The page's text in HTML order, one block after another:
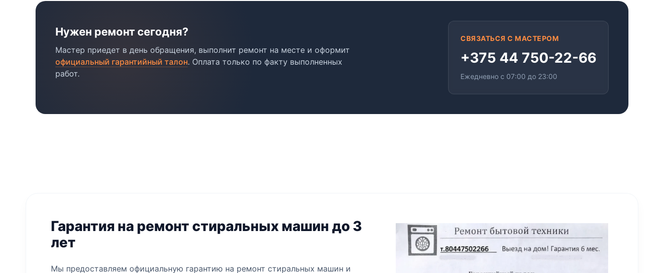
Нужен ремонт сегодня?
Мастер приедет в день обращения, выполнит ремонт на месте и оформит
официальный гарантийный талон. Оплата только по факту выполненных
работ.
СВЯЗАТЬСЯ С МАСТЕРОМ
+375 44 750-22-66
Ежедневно с 07:00 до 23:00
Гарантия на ремонт стиральных машин до 3
лет
Мы предоставляем официальную гарантию на ремонт стиральных машин и